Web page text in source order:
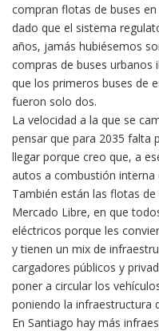
compran flotas de buses
dado que el sistema
años, jamás hubiésemos
compras de buses urbanos
que los primeros buses de
fueron solo dos.
La velocidad a la que se
pensar que para 2035 falta
llegar porque creo que, a
autos a combustión interna
También están las flotas
Mercado Libre, en que
eléctricos porque les
y tienen un mix de
cargadores públicos y
poner a circular los
poniendo la infraestructura
En Santiago hay más